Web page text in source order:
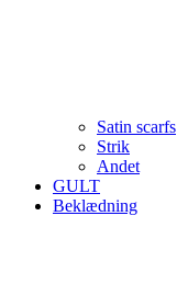
Satin scarfs
Strik
Andet
GULT
Beklædning